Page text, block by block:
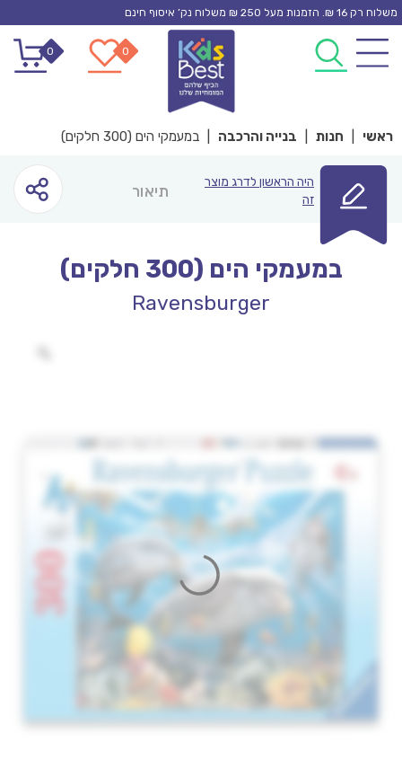
Skip
content
משלוח רק 16 ₪. הזמנות מעל 250 ₪ משלוח נק’ איסוף חינם
0
0
ראשי חנות בנייה והרכבה במעמקי הים (300 חלקים)
היה הראשון לדרג מוצר
זה
תיאור
במעמקי הים (300 חלקים)
Ravensburger